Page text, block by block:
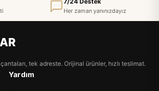
Her zaman yanınızdayız
tek adreste. Orijinal ürünler, hızlı teslimat.
Yardım